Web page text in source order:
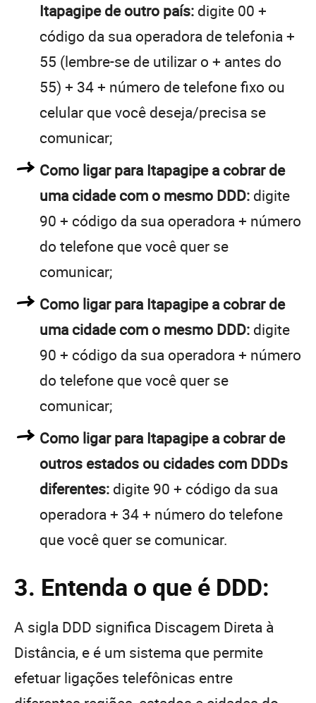
Itapagipe de outro país: digite 00 +
código da sua operadora de telefonia +
55 (lembre-se de utilizar o + antes do
55) + 34 + número de telefone fixo ou
celular que você deseja/precisa se
comunicar;
Como ligar para Itapagipe a cobrar de
uma cidade com o mesmo DDD: digite
90 + código da sua operadora + número
do telefone que você quer se
comunicar;
Como ligar para Itapagipe a cobrar de
uma cidade com o mesmo DDD: digite
90 + código da sua operadora + número
do telefone que você quer se
comunicar;
Como ligar para Itapagipe a cobrar de
outros estados ou cidades com DDDs
diferentes: digite 90 + código da sua
operadora + 34 + número do telefone
que você quer se comunicar.
3. Entenda o que é DDD:
A sigla DDD significa Discagem Direta à
Distância, e é um sistema que permite
efetuar ligações telefônicas entre